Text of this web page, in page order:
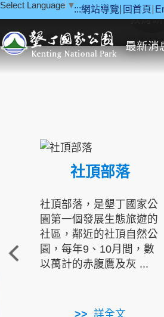
:::網站導覽 回首頁
Select Language ▼
最新消
教育
社頂部落
社頂部落，是墾丁國家公
園第一個發展生態旅遊的
社區，鄰近的社頂自然公
園，每年9、10月間，數
以萬計的赤腹鷹及灰 ...
詳全文